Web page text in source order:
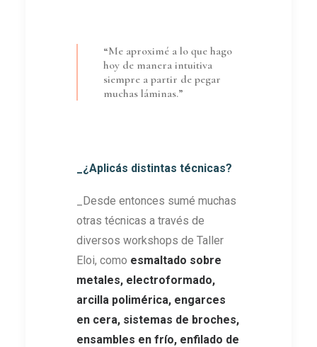
“Me aproximé a lo que hago
hoy de manera intuitiva
siempre a partir de pegar
muchas láminas.”
_¿Aplicás distintas técnicas?
_Desde entonces sumé muchas
otras técnicas a través de
diversos workshops de Taller
Eloi, como esmaltado sobre
metales, electroformado,
arcilla polimérica, engarces
en cera, sistemas de broches,
ensambles en frío, enfilado de